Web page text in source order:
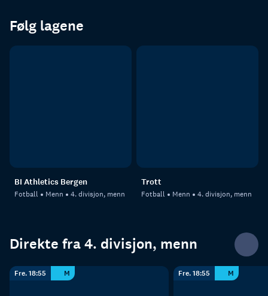
Følg lagene
BI Athletics Bergen
Fotball Menn 4. divisjon, menn
Trott
Fotball Menn 4. divisjon, menn
Direkte fra 4. divisjon, menn
Fre. 18:55 M Fre. 18:55 M